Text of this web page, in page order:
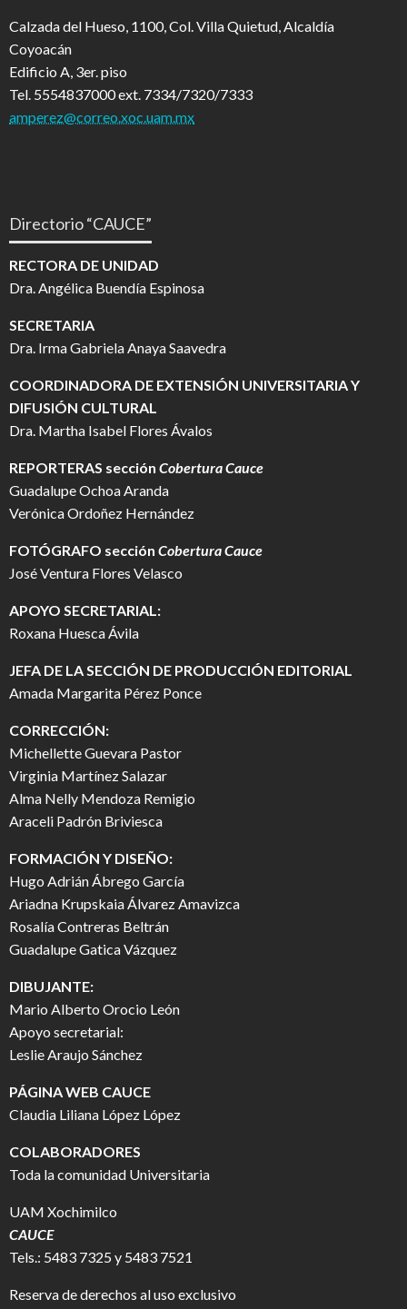
Calzada del Hueso, 1100, Col. Villa Quietud, Alcaldía
Coyoacán
Edificio A, 3er. piso
Tel. 5554837000 ext. 7334/7320/7333
amperez@correo.xoc.uam.mx
Directorio “CAUCE”
RECTORA DE UNIDAD
Dra. Angélica Buendía Espinosa
SECRETARIA
Dra. Irma Gabriela Anaya Saavedra
COORDINADORA DE EXTENSIÓN UNIVERSITARIA Y
DIFUSIÓN CULTURAL
Dra. Martha Isabel Flores Ávalos
REPORTERAS sección Cobertura Cauce
Guadalupe Ochoa Aranda
Verónica Ordoñez Hernández
FOTÓGRAFO sección Cobertura Cauce
José Ventura Flores Velasco
APOYO SECRETARIAL:
Roxana Huesca Ávila
JEFA DE LA SECCIÓN DE PRODUCCIÓN EDITORIAL
Amada Margarita Pérez Ponce
CORRECCIÓN:
Michellette Guevara Pastor
Virginia Martínez Salazar
Alma Nelly Mendoza Remigio
Araceli Padrón Briviesca
FORMACIÓN Y DISEÑO:
Hugo Adrián Ábrego García
Ariadna Krupskaia Álvarez Amavizca
Rosalía Contreras Beltrán
Guadalupe Gatica Vázquez
DIBUJANTE:
Mario Alberto Orocio León
Apoyo secretarial:
Leslie Araujo Sánchez
PÁGINA WEB CAUCE
Claudia Liliana López López
COLABORADORES
Toda la comunidad Universitaria
UAM Xochimilco
CAUCE
Tels.: 5483 7325 y 5483 7521
Reserva de derechos al uso exclusivo